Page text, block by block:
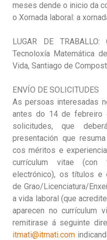
meses dende o inicio da
o Xornada laboral: a
LUGAR DE
Tecnoloxía Matemática
Vida, Santiago de
ENVÍO DE SOLICITUDES
As persoas interesadas
antes do 14 de febreiro
solicitudes, que
presentación que
cos méritos e
currículum vitae
electrónico), os títulos e
de Grao/Licenciatura/
a vida laboral (que
aparecen no currículum
remitirase á seguinte
itmati@itmati.com